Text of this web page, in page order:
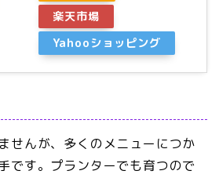
楽天市場
Yahooショッピング
せんが、多くのメニューにつか
です。プランターでも育つので